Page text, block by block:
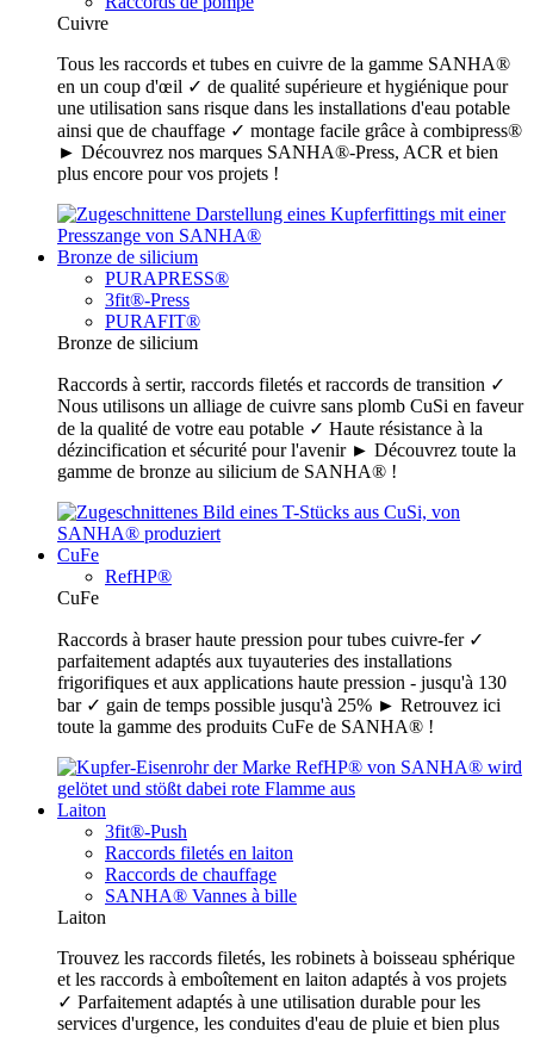
Cuivre
Tous les raccords et tubes en cuivre de la gamme SANHA®
en un coup d'œil ✓ de qualité supérieure et hygiénique pour
une utilisation sans risque dans les installations d'eau potable
ainsi que de chauffage ✓ montage facile grâce à combipress®
► Découvrez nos marques SANHA®-Press, ACR et bien
plus encore pour vos projets !
Bronze de silicium
PURAPRESS®
3fit®-Press
PURAFIT®
Bronze de silicium
Raccords à sertir, raccords filetés et raccords de transition ✓
Nous utilisons un alliage de cuivre sans plomb CuSi en faveur
de la qualité de votre eau potable ✓ Haute résistance à la
dézincification et sécurité pour l'avenir ► Découvrez toute la
gamme de bronze au silicium de SANHA® !
CuFe
RefHP®
CuFe
Raccords à braser haute pression pour tubes cuivre-fer ✓
parfaitement adaptés aux tuyauteries des installations
frigorifiques et aux applications haute pression - jusqu'à 130
bar ✓ gain de temps possible jusqu'à 25% ► Retrouvez ici
toute la gamme des produits CuFe de SANHA® !
Laiton
3fit®-Push
Raccords filetés en laiton
Raccords de chauffage
SANHA® Vannes à bille
Laiton
Trouvez les raccords filetés, les robinets à boisseau sphérique
et les raccords à emboîtement en laiton adaptés à vos projets
✓ Parfaitement adaptés à une utilisation durable pour les
services d'urgence, les conduites d'eau de pluie et bien plus